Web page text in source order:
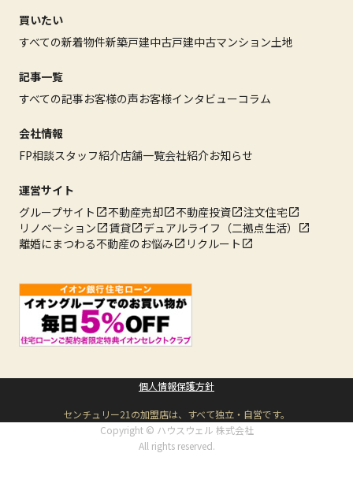
買いたい
すべての新着物件新築戸建中古戸建中古マンション土地
記事一覧
すべての記事お客様の声お客様インタビューコラム
会社情報
FP相談スタッフ紹介店舗一覧会社紹介お知らせ
運営サイト
グループサイト
不動産売却 不動産投資
注文住宅
リノベーション
賃貸
デュアルライフ（二拠点生活）
離婚にまつわる不動産のお悩み
リクルート
個人情報保護方針
センチュリー21の加盟店は、すべて独立・自営です。
Copyright © ハウスウェル 株式会社
All rights reserved.